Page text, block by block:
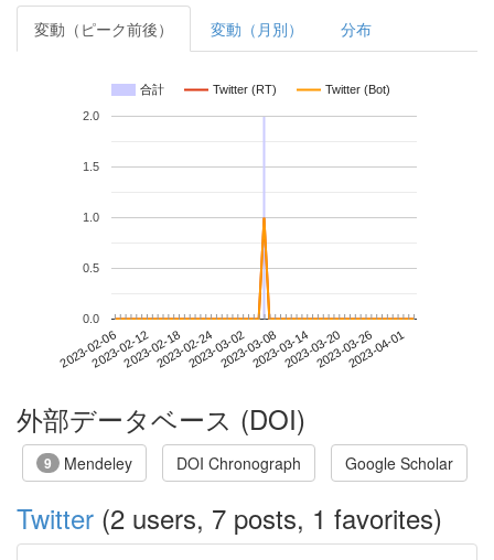
変動（ピーク前後） 変動（月別） 分布
合計 Twitter (RT) Twitter (Bot)
2023-02-062023-02-122023-02-182023-02-242023-03-022023-03-082023-03-142023-03-202023-03-262023-04-01
0.0
0.5
1.0
1.5
2.0
外部データベース (DOI)
9 Mendeley DOI Chronograph Google Scholar
Twitter (2 users, 7 posts, 1 favorites)